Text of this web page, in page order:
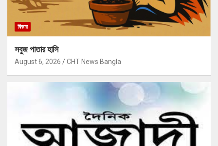
ফিচার
সবুজ পাতার হাসি
August 6, 2026 CHT News Bangla